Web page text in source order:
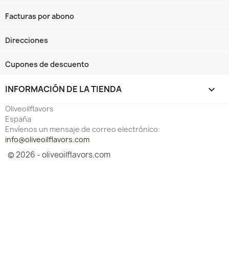
Facturas por abono
Direcciones
Cupones de descuento
INFORMACIÓN DE LA TIENDA keyboard_arrow_down
Oliveoilflavors
España
Envíenos un mensaje de correo electrónico:
info@oliveoilflavors.com
© 2026 - oliveoilflavors.com